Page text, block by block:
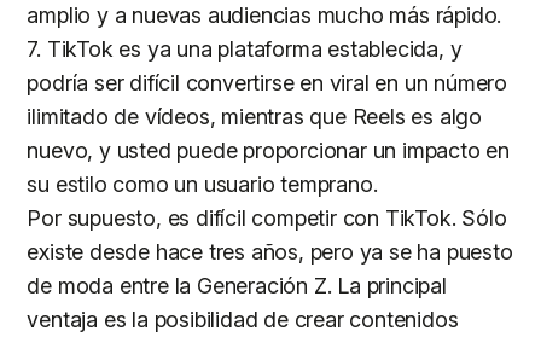
amplio y a nuevas audiencias mucho más rápido.
7. TikTok es ya una plataforma establecida, y
podría ser difícil convertirse en viral en un número
ilimitado de vídeos, mientras que Reels es algo
nuevo, y usted puede proporcionar un impacto en
su estilo como un usuario temprano.
Por supuesto, es difícil competir con TikTok. Sólo
existe desde hace tres años, pero ya se ha puesto
de moda entre la Generación Z. La principal
ventaja es la posibilidad de crear contenidos